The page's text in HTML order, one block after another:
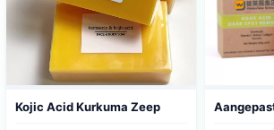
Kojic Acid Kurkuma Zeep